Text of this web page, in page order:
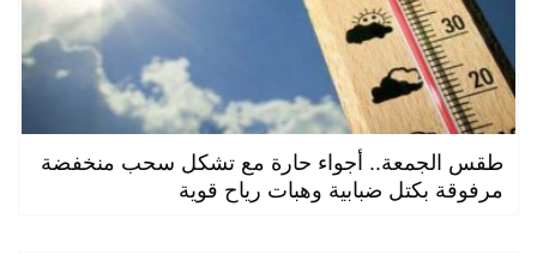
طقس الجمعة.. أجواء حارة مع تشكل سحب منخفضة
مرفوقة بكتل ضبابية وهبات رياح قوية